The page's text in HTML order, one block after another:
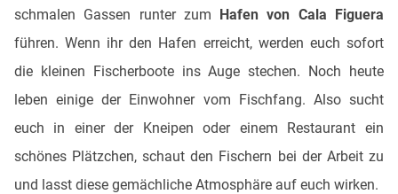
schmalen Gassen runter zum Hafen von Cala Figuera
führen. Wenn ihr den Hafen erreicht, werden euch sofort
die kleinen Fischerboote ins Auge stechen. Noch heute
leben einige der Einwohner vom Fischfang. Also sucht
euch in einer der Kneipen oder einem Restaurant ein
schönes Plätzchen, schaut den Fischern bei der Arbeit zu
und lasst diese gemächliche Atmosphäre auf euch wirken.